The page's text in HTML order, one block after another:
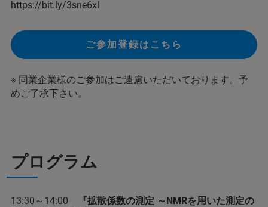
https://bit.ly/3sne6xl
ご参加登録はこちら
※ 同業企業様のご参加はご遠慮いただいております。予
めご了承下さい。
プログラム
13:30～14:00
『拡散係数の測定 ～NMRを用いた測定の